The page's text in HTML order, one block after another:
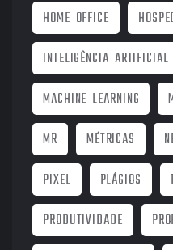
HOME OFFICE
INTELIGÊNCIA ARTIFICIAL
MACHINE LEARNING
MR
MÉTRICAS
PIXEL
PLÁGIOS
PRODUTIVIDADE